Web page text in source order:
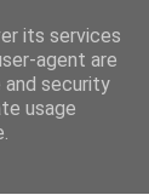
dem
its services
agent are
and security
usage